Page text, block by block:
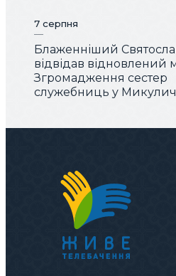
7 серпня
Блаженніший
відвідав відновлений
Згромадження сестер
служебниць у